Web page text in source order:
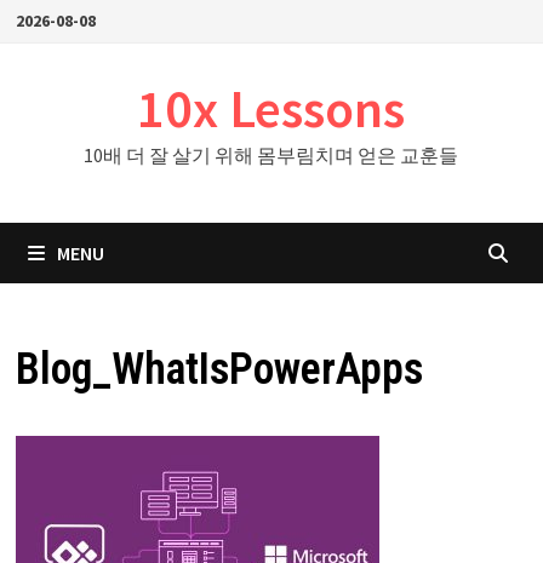
Skip2026-08-08
10x Lessons
10배 더 잘 살기 위해 몸부림치며 얻은 교훈들
MENU
Blog_WhatIsPowerApps